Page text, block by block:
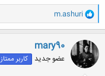
و
ا
ک
ن
ش
ه
ا
m.ashuri
mary90
عضو جدید کاربر ممتاز